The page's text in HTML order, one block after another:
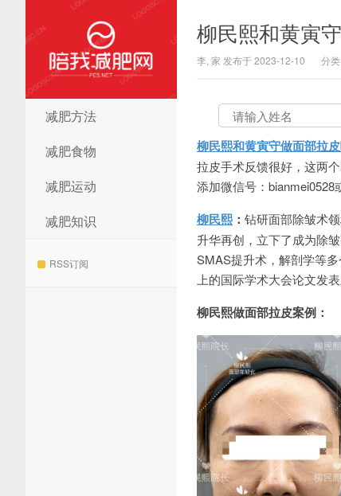
陪我减肥网
减肥方法
减肥食物
减肥运动
减肥知识
RSS订阅
柳民熙和黄寅
李, 家 发布于 2023-12-10 分
柳民熙和黄寅守做面部拉
拉皮手术反馈很好，这两
添加微信号：bianmei0528
柳民熙 ： 钻研面部除皱术
升华再创，立下了成为除
SMAS提升术，解剖学等
上的国际学术大会论文发
柳民熙做面部拉皮案例：